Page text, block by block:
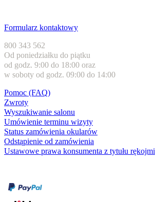
Formularz kontaktowy
800 343 562
Od poniedziałku do piątku
od godz. 9:00 do 18:00 oraz
w soboty od godz. 09:00 do 14:00
Pomoc (FAQ)
Zwroty
Wyszukiwanie salonu
Umówienie terminu wizyty
Status zamówienia okularów
Odstąpienie od zamówienia
Ustawowe prawa konsumenta z tytułu rękojmi